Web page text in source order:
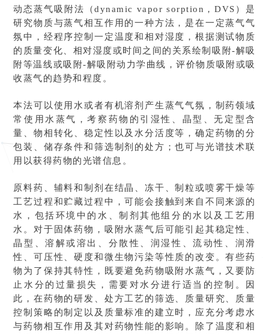
动态蒸气吸附法（dynamic vapor sorption，DVS）是
研究物质与蒸气相互作用的一种方法，是在一定蒸气气
氛中，经程序控制一定温度和相对湿度，根据测试物质
的质量变化、相对湿度或时间之间的关系绘制吸附-解吸
附等温线或吸附-解吸附动力学曲线，评价物质吸附或吸
收蒸气的趋势和程度。
本法可以使用水或者有机溶剂产生蒸气气氛，制药领域
常使用水蒸气，考察药物的引湿性、晶型、无定型含
量、物相转化、稳定性以及水分活度等，确定药物的分
包装、储存条件和筛选制剂的处方；也可与光谱技术联
用以获得药物的光谱信息。
原料药、辅料和制剂在结晶、冻干、制粒或喷雾干燥等
工艺过程和贮藏过程中，可能会接触到来自不同来源的
水，包括环境中的水、制剂其他组分的水以及工艺用
水。对于固体药物，吸附水蒸气后可能引起其稳定性、
晶型、溶解或溶出、分散性、润湿性、流动性、润滑
性、可压性、硬度和微生物污染等性质的改变。有些药
物为了保持其特性，既要避免药物吸附水蒸气，又要防
止水分的过量损失，需要对水分进行适当的控制。因
此，在药物的研发、处方工艺的筛选、质量研究、质量
控制策略的制定以及质量标准的建立时，应充分考虑水
与药物相互作用及其对药物性能的影响。除了温度和相